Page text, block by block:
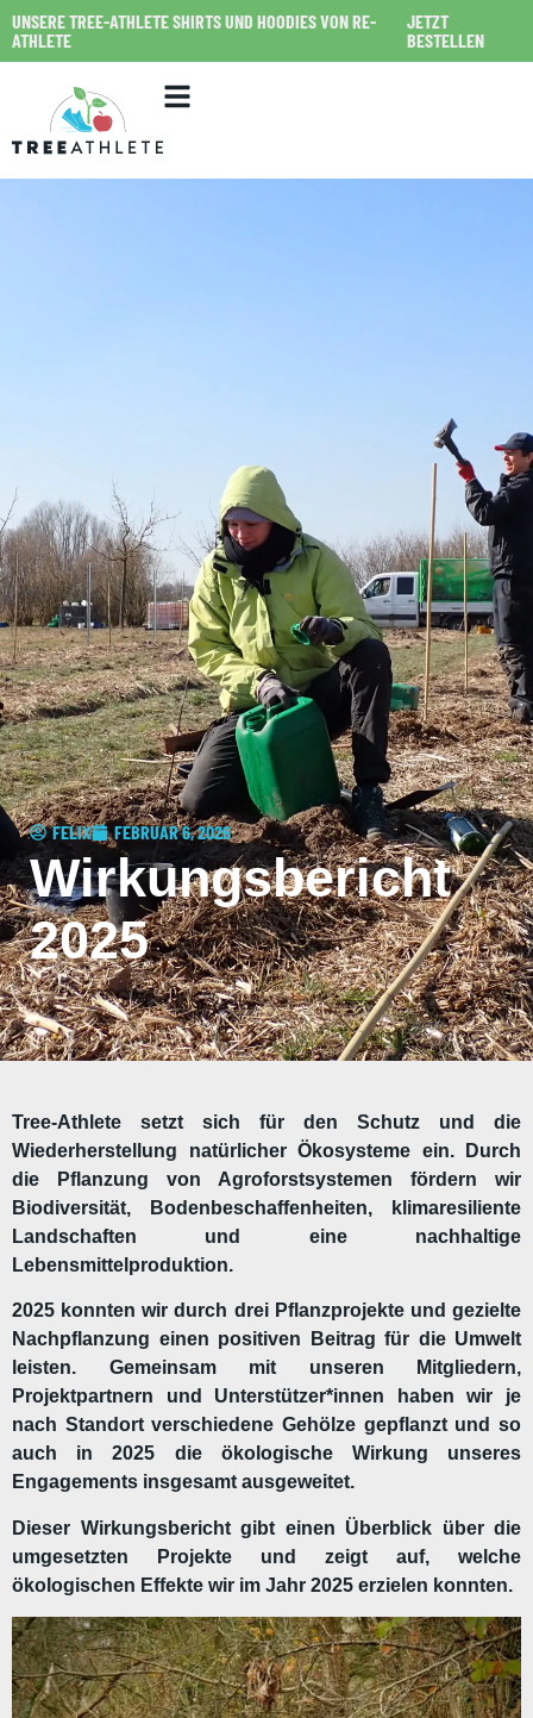
UNSERE TREE-ATHLETE SHIRTS UND HOODIES VON RE-
ATHLETE
JETZT
BESTELLEN
FELIX FEBRUAR 6, 2026
Wirkungsbericht
2025
Tree-Athlete setzt sich für den Schutz und die
Wiederherstellung natürlicher Ökosysteme ein. Durch
die Pflanzung von Agroforstsystemen fördern wir
Biodiversität, Bodenbeschaffenheiten, klimaresiliente
Landschaften und eine nachhaltige
Lebensmittelproduktion.
2025 konnten wir durch drei Pflanzprojekte und gezielte
Nachpflanzung einen positiven Beitrag für die Umwelt
leisten. Gemeinsam mit unseren Mitgliedern,
Projektpartnern und Unterstützer*innen haben wir je
nach Standort verschiedene Gehölze gepflanzt und so
auch in 2025 die ökologische Wirkung unseres
Engagements insgesamt ausgeweitet.
Dieser Wirkungsbericht gibt einen Überblick über die
umgesetzten Projekte und zeigt auf, welche
ökologischen Effekte wir im Jahr 2025 erzielen konnten.